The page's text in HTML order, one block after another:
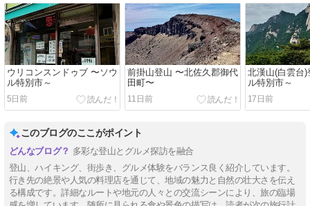
ウリコンスンドゥブ 〜ソウ
ル特別市～
5日前
前掛山登山 〜北佐久郡御代
田町〜
11日前
北漢山(白雲台)
ル特別市～
17日前
このブログのここがポイント
多彩な登山とグルメ探訪を融合
登山、ハイキング、街歩き、グルメ体験をバランス良く紹介しています。
行き先の絶景や人気の料理店を通じて、地域の魅力と自然の壮大さを伝え
る構成です。詳細なルートや地元の人々との交流シーンにより、旅の臨場